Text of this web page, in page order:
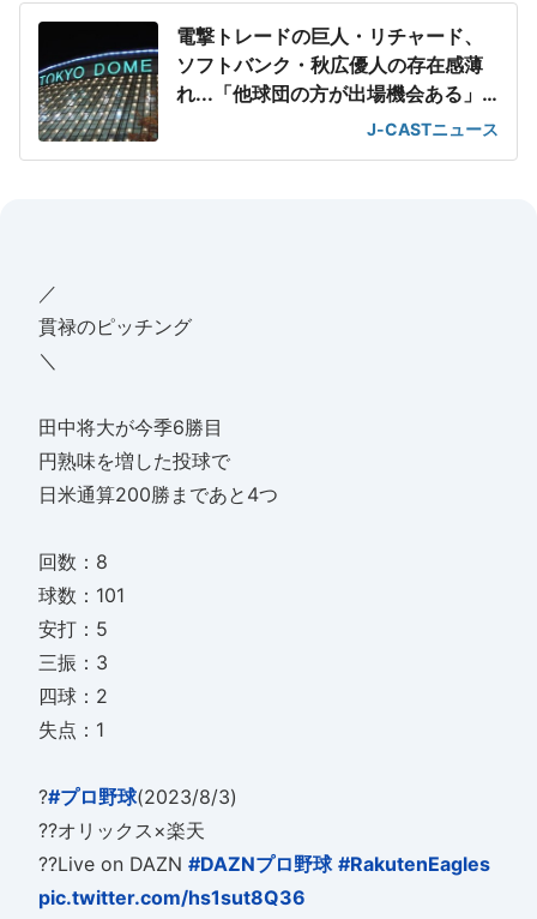
電撃トレードの巨人・リチャード、
ソフトバンク・秋広優人の存在感薄
れ...「他球団の方が出場機会ある」
J-CASTニュース
／
貫禄のピッチング
＼
田中将大が今季6勝目
円熟味を増した投球で
日米通算200勝まであと4つ
回数：8
球数：101
安打：5
三振：3
四球：2
失点：1
?#プロ野球(2023/8/3)
??オリックス×楽天
??Live on DAZN #DAZNプロ野球 #RakutenEagles
pic.twitter.com/hs1sut8Q36